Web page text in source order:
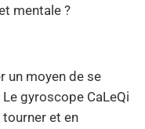
mentale ?
un moyen de se
gyroscope CaLeQi
et en